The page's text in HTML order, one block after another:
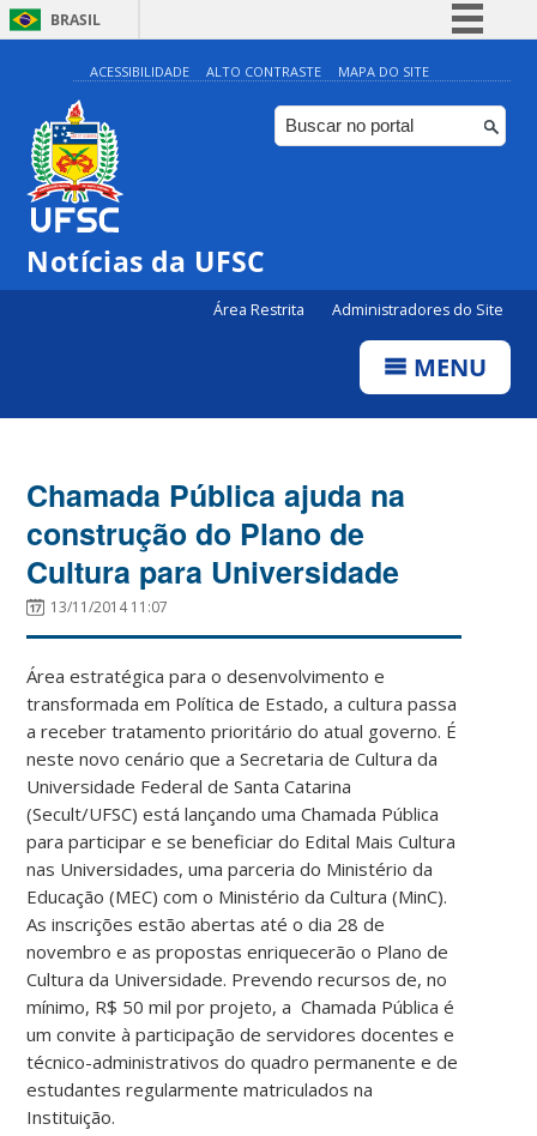
BRASIL
Simplifique!
Comunica BR
Participe
ACESSIBILIDADE ALTO CONTRASTE MAPA DO SITE
Notícias da UFSC
Área Restrita Administradores do Site
MENU
Chamada Pública ajuda na
construção do Plano de
Cultura para Universidade
13/11/2014 11:07
Área estratégica para o desenvolvimento e
transformada em Política de Estado, a cultura passa
a receber tratamento prioritário do atual governo. É
neste novo cenário que a Secretaria de Cultura da
Universidade Federal de Santa Catarina
(Secult/UFSC) está lançando uma Chamada Pública
para participar e se beneficiar do Edital Mais Cultura
nas Universidades, uma parceria do Ministério da
Educação (MEC) com o Ministério da Cultura (MinC).
As inscrições estão abertas até o dia 28 de
novembro e as propostas enriquecerão o Plano de
Cultura da Universidade. Prevendo recursos de, no
mínimo, R$ 50 mil por projeto, a Chamada Pública é
um convite à participação de servidores docentes e
técnico-administrativos do quadro permanente e de
estudantes regularmente matriculados na
Instituição.